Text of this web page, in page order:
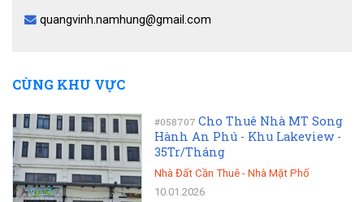
quangvinh.namhung@gmail.com
CÙNG KHU VỰC
#058707 Cho Thuê Nhà MT Song
Hành An Phú - Khu Lakeview -
35Tr/Tháng
Nhà Đất Cần Thuê - Nhà Mặt Phố
10.01.2026